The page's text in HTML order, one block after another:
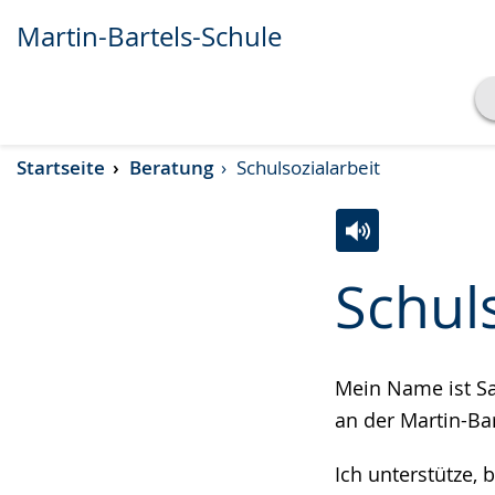
Transkript anzeigen
Abspielen
Pausieren
Martin-Bartels-Schule
Startseite Beratung Schulsozialarbeit
Mein Name ist
an der Martin-
Ich unterstütze,
Leichten
Sprache
Audio-
Unterstützung.
Video
in
wird
angezeigt.